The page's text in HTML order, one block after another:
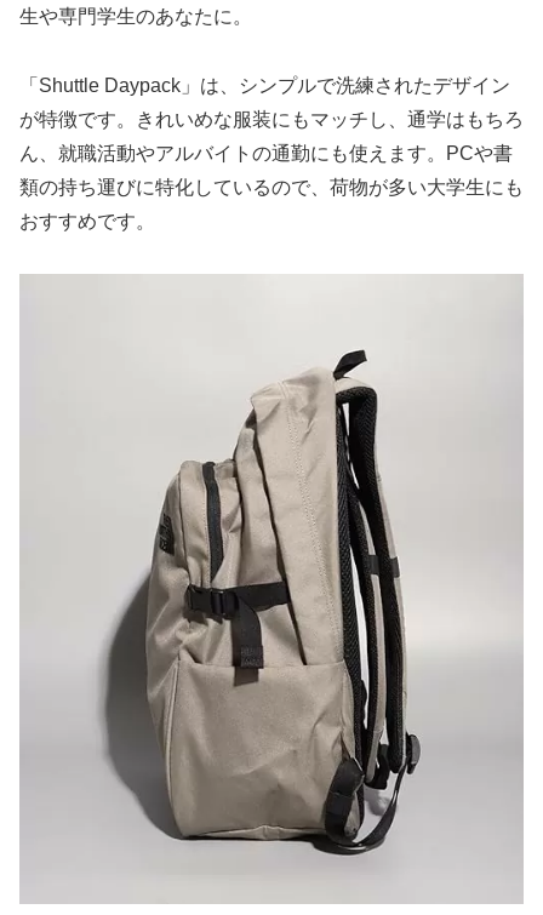
生や専門学生のあなたに。
「Shuttle Daypack」は、シンプルで洗練されたデザイン
が特徴です。きれいめな服装にもマッチし、通学はもちろ
ん、就職活動やアルバイトの通勤にも使えます。PCや書
類の持ち運びに特化しているので、荷物が多い大学生にも
おすすめです。